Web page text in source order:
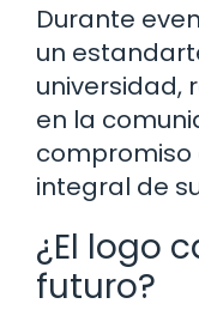
Durante
un
universidad,
en la
compromiso
integral de
¿El logo
futuro?